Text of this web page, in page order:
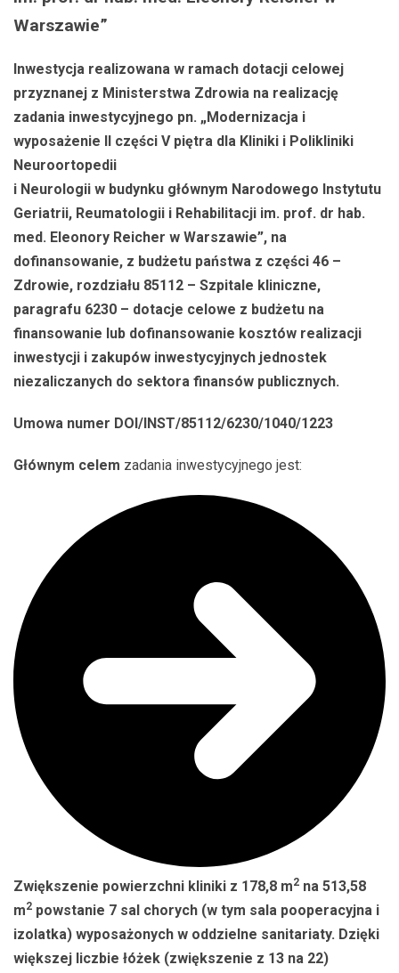
Warszawie”
Inwestycja realizowana w ramach dotacji celowej
przyznanej z Ministerstwa Zdrowia na realizację
zadania inwestycyjnego pn. „Modernizacja i
wyposażenie II części V piętra dla Kliniki i Polikliniki
Neuroortopedii
i Neurologii w budynku głównym Narodowego Instytutu
Geriatrii, Reumatologii i Rehabilitacji im. prof. dr hab.
med. Eleonory Reicher w Warszawie”, na
dofinansowanie, z budżetu państwa z części 46 –
Zdrowie, rozdziału 85112 – Szpitale kliniczne,
paragrafu 6230 – dotacje celowe z budżetu na
finansowanie lub dofinansowanie kosztów realizacji
inwestycji i zakupów inwestycyjnych jednostek
niezaliczanych do sektora finansów publicznych.
Umowa numer DOI/INST/85112/6230/1040/1223
Głównym celem zadania inwestycyjnego jest:
Zwiększenie powierzchni kliniki z 178,8 m2 na 513,58
m2 powstanie 7 sal chorych (w tym sala pooperacyjna i
izolatka) wyposażonych w oddzielne sanitariaty. Dzięki
większej liczbie łóżek (zwiększenie z 13 na 22)